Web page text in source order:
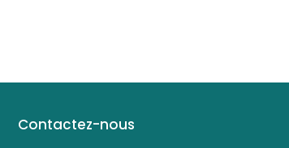
Contactez-nous